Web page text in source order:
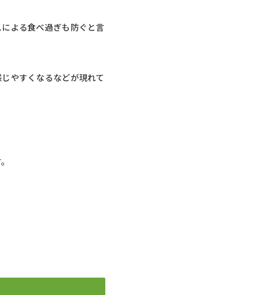
よる食べ過ぎも防ぐと言
やすくなるなどが現れて